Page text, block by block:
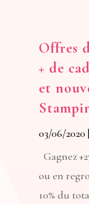
Offres
+ de
et
03/06/2020|
Gagnez
ou en
10% du